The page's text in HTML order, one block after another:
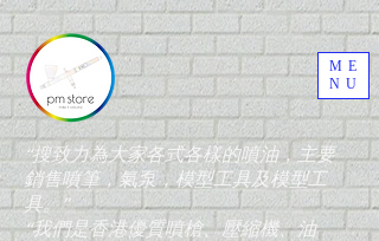
“搜致力為大家各式各樣的噴油，主要
銷售噴筆，氣泵，模型工具及模型工
具。”
“我們是香港優質噴槍、壓縮機、油
ME
NU